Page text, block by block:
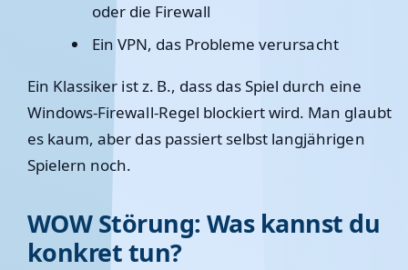
oder die Firewall
Ein VPN, das Probleme verursacht
Ein Klassiker ist z. B., dass das Spiel durch eine
Windows-Firewall-Regel blockiert wird. Man glaubt
es kaum, aber das passiert selbst langjährigen
Spielern noch.
WOW Störung: Was kannst du
konkret tun?